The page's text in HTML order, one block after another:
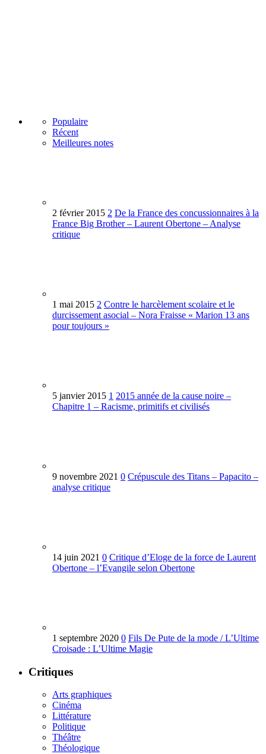
Populaire
Récent
Meilleures notes
2 février 2015 2 De la France des concussionnaires à la
France Big Brother – Laurent Obertone – Analyse
critique
1 mai 2015 2 Contre le harcèlement scolaire et le
durcissement asocial – Nora Fraisse « Marion 13 ans
pour toujours »
5 janvier 2015 1 2015 année de la cause noire –
Chapitre 1 – Racisme, primitifs et civilisés
9 novembre 2021 0 Crépuscule des Titans – Papacito –
analyse critique
14 juin 2021 0 Critique d’Eloge de la force de Laurent
Obertone – l’Evangile selon Obertone
1 septembre 2020 0 Fils De Pute de la mode / L’Ultime
Croisade : L’Ultime Magie
Critiques
Arts graphiques
Cinéma
Littérature
Politique
Théâtre
Théologique